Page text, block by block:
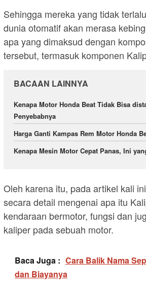
Sehingga mereka yang tidak
dunia otomatif akan merasa
apa yang dimaksud dengan
tersebut, termasuk komponen
BACAAN LAINNYA
Kenapa Motor Honda Beat Tidak Bisa
Penyebabnya
Harga Ganti Kampas Rem Motor Honda
Kenapa Mesin Motor Cepat Panas, Ini
Oleh karena itu, pada artikel kali
secara detail mengenai apa itu
kendaraan bermotor, fungsi dan
kaliper pada sebuah motor.
Baca Juga : Cara Balik Nama
dan Biayanya